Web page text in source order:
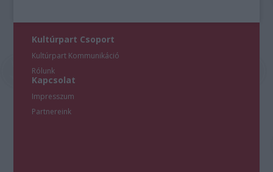
Kultúrpart Csoport
Kultúrpart Kommunikáció
Rólunk
Kapcsolat
Impresszum
Partnereink